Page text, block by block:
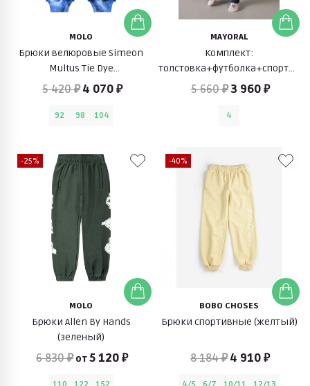
MOLO
Брюки велюровые Simeon
Multus Tie Dye
(разноцветный)
5 420 ₽ 4 070 ₽
92 98 104
MAYORAL
Комплект:
брюки (желтый/синий/
5 660 ₽3 960 ₽
4
-25%
MOLO
Брюки Allen By Hands
(зеленый)
6 830 ₽ от5 120 ₽
-40%
BOBO CHOSES
Брюки спортивные (желтый)
8 184 ₽ 4 910 ₽